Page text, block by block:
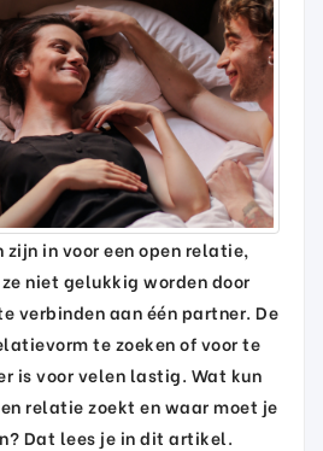
zijn in voor een open relatie,
niet gelukkig worden door
verbinden aan één partner. De
te zoeken of voor te
is voor velen lastig. Wat kun
relatie zoekt en waar moet je
Dat lees je in dit artikel.